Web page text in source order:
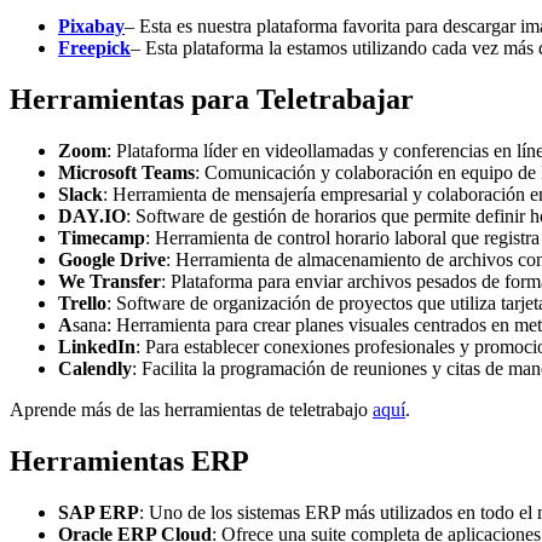
Pixabay– Esta es nuestra plataforma favorita para descargar
Freepick– Esta plataforma la estamos utilizando cada vez
Herramientas para Teletrabajar
Zoom: Plataforma líder en videollamadas y conferencias en
Microsoft Teams: Comunicación y colaboración en equipo
Slack: Herramienta de mensajería empresarial y colaboración
DAY.IO: Software de gestión de horarios que permite definir
Timecamp: Herramienta de control horario laboral que
Google Drive: Herramienta de almacenamiento de archivos
We Transfer: Plataforma para enviar archivos pesados de
Trello: Software de organización de proyectos que utiliza
Asana: Herramienta para crear planes visuales centrados en
LinkedIn: Para establecer conexiones profesionales y
Calendly: Facilita la programación de reuniones y citas de
Aprende más de las herramientas de teletrabajo aquí.
Herramientas ERP
SAP ERP: Uno de los sistemas ERP más utilizados en todo
Oracle ERP Cloud: Ofrece una suite completa de